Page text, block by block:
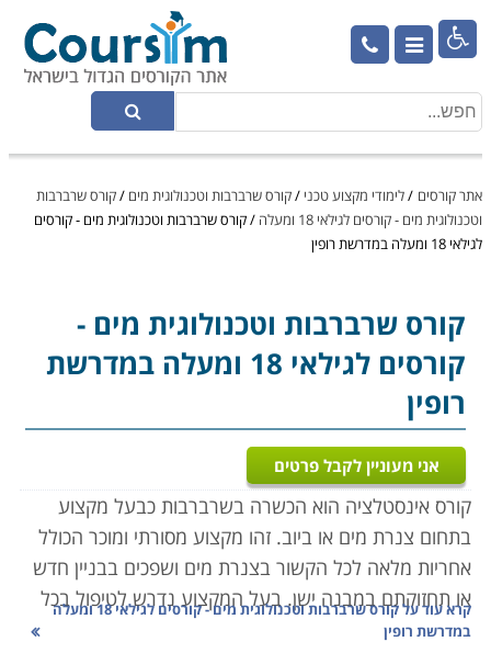

אתר קורסים /לימודי מקצוע טכני /קורס שרברבות וטכנולוגית מים /קורס שרברבות
וטכנולוגית מים - קורסים לגילאי 18 ומעלה
/קורס שרברבות וטכנולוגית מים - קורסים
לגילאי 18 ומעלה במדרשת רופין
קורס שרברבות וטכנולוגית מים -
קורסים לגילאי 18 ומעלה במדרשת
רופין
אני מעוניין לקבל פרטים
קורס אינסטלציה הוא הכשרה בשרברבות כבעל מקצוע
בתחום צנרת מים או ביוב. זהו מקצוע מסורתי ומוכר הכולל
אחריות מלאה לכל הקשור בצנרת מים ושפכים בבניין חדש
או תחזוקתם במבנה ישן. בעל המקצוע נדרש לטיפול בכל
צינור שהתפוצץ או סתימה בדירה פרטית או בבניין דירות
קרא עוד על
קורס שרברבות וטכנולוגית מים - קורסים לגילאי 18 ומעלה
במדרשת רופין